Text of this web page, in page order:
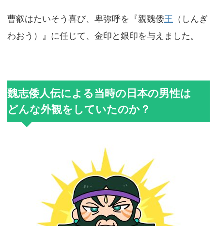
曹叡はたいそう喜び、卑弥呼を『親魏倭王 （しんぎ
わおう）』に任じて、金印と銀印を与えました。
魏志倭人伝による当時の日本の男性は
どんな外観をしていたのか？